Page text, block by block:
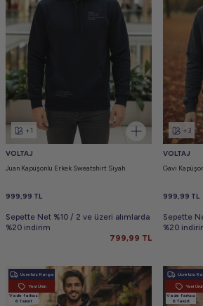
+1
VOLTAJ
Juan Kapüşonlu Erkek Sweatshirt Siyah
999,99 TL
Sepette Net %10 / 2 ve üzeri alımlarda
%20 indirim
799,99 TL
+3
VOLTAJ
Gavi
999,99 TL
Sepette
%20
Ücretsiz Kargo
Yeni Ürün
Vade farksız
6 Taksit
Ücretsiz
Yeni Ürün
Vade farksız
6 Taksit